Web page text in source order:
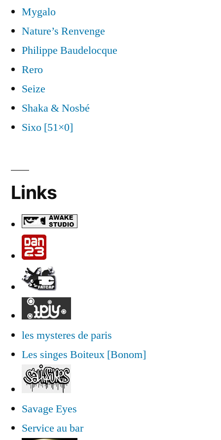
Mygalo
Nature’s Renvenge
Philippe Baudelocque
Rero
Seize
Shaka & Nosbé
Sixo [51×0]
Links
les mysteres de paris
Les singes Boiteux [Bonom]
Savage Eyes
Service au bar